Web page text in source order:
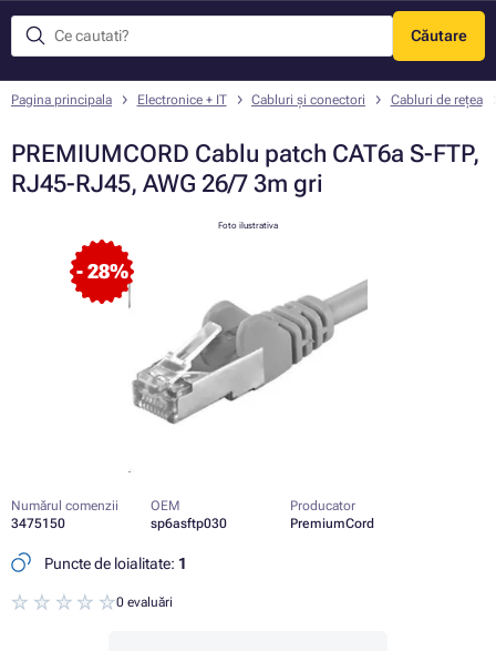
Căutare
Meniu
Pagina principala Electronice + IT Cabluri și conectori Cabluri de rețea
PREMIUMCORD Cablu patch CAT6a S-FTP,
RJ45-RJ45, AWG 26/7 3m gri
- 28%
Foto ilustrativa
Numărul comenzii
3475150
OEM
sp6asftp030
Producator
PremiumCord
Puncte de loialitate: 1
0 evaluări